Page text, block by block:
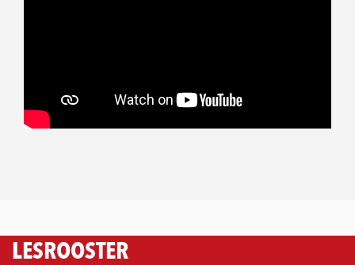
LESROOSTER